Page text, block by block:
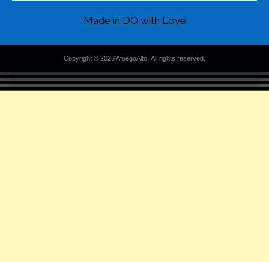
Made in DO with Love
Copyright © 2026 AfuegoAlto. All rights reserved.